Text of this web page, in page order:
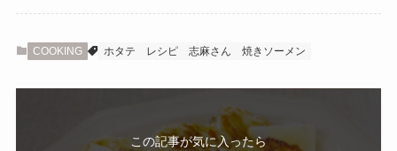
COOKING ホタテ レシピ 志麻さん 焼きソーメン
この記事が気に入ったら